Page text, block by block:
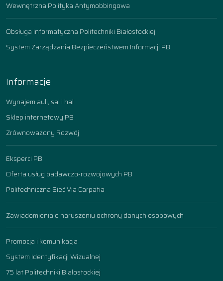
Wewnętrzna Polityka Antymobbingowa
Obsługa informatyczna Politechniki Białostockiej
System Zarządzania Bezpieczeństwem Informacji PB
Informacje
Wynajem auli, sal i hal
Sklep internetowy PB
Zrównoważony Rozwój
Eksperci PB
Oferta usług badawczo-rozwojowych PB
Politechniczna Sieć Via Carpatia
Zawiadomienia o naruszeniu ochrony danych osobowych
Promocja i komunikacja
System Identyfikacji Wizualnej
75 lat Politechniki Białostockiej